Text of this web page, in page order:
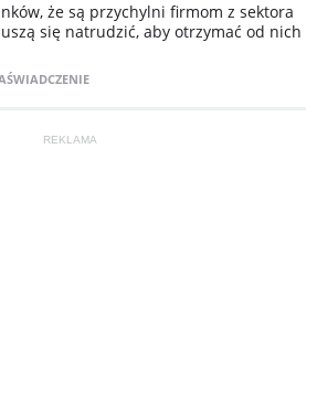
że są przychylni firmom z sektora
się natrudzić, aby otrzymać od nich
REKLAMA